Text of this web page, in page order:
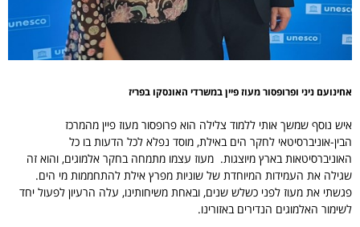
אחינועם ניני ופרופסור מעוז פיין במשרדי האונסקו בפריז
איש נוסף שמשך אותי ללמוד צלילה הוא פרופסור מעוז פיין מהמרכז
הבין-אוניברסיטאי לחקר הים באילת, מוסד נפלא לכל הדעות בו כל
האוניברסיטאות בארץ מיוצגות. מעוז עצמו מתמחה בחקר אלמוגים, והוא זה
שגילה את העמידות המיוחדת של שוניות מפרץ אילת להתחממות מי הים.
פגשתי את מעוז לפני כשלש שנים, ובאחת משיחותינו, עלה הרעיון לפעול יחד
לשימור האלמוגים הנדירים באזורינו.